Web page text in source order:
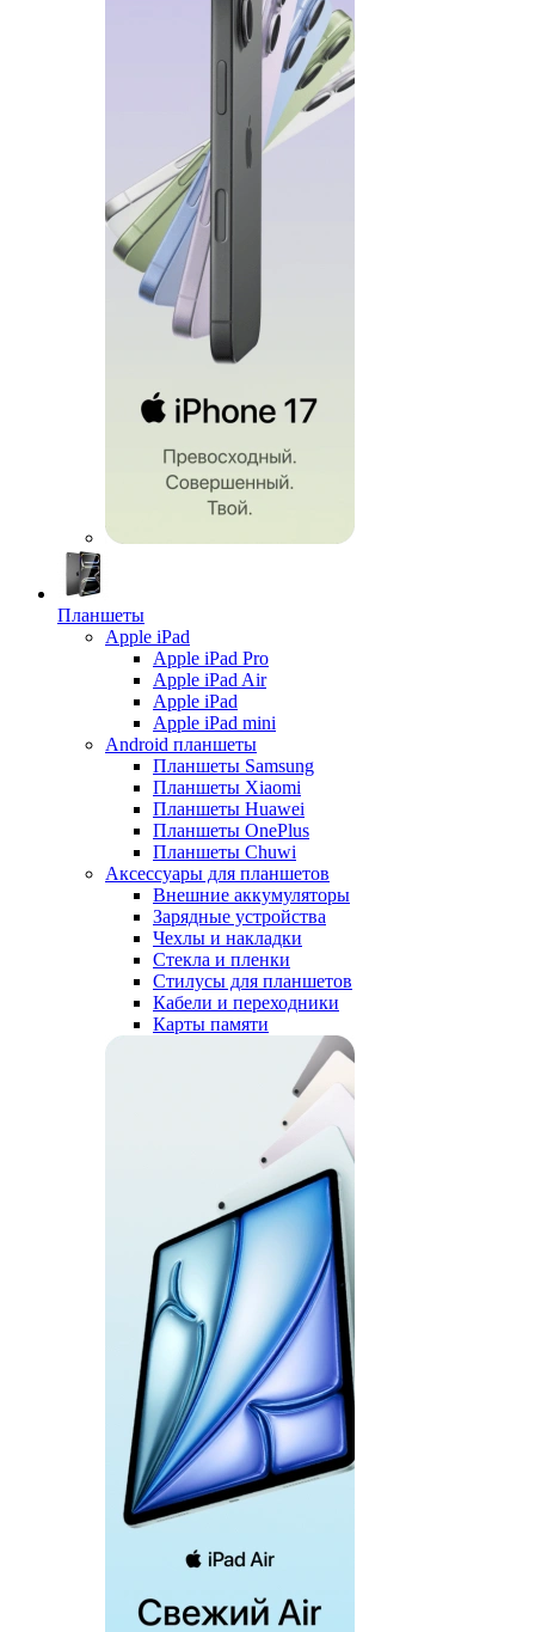
Планшеты
Apple iPad
Apple iPad Pro
Apple iPad Air
Apple iPad
Apple iPad mini
Android планшеты
Планшеты Samsung
Планшеты Xiaomi
Планшеты Huawei
Планшеты OnePlus
Планшеты Chuwi
Аксессуары для планшетов
Внешние аккумуляторы
Зарядные устройства
Чехлы и накладки
Стекла и пленки
Стилусы для планшетов
Кабели и переходники
Карты памяти